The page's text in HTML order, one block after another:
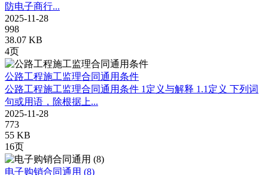
防电子商行...
2025-11-28
998
38.07 KB
4页
公路工程施工监理合同通用条件
公路工程施工监理合同通用条件 1定义与解释 1.1定义 下列词
句或用语，除根据上...
2025-11-28
773
55 KB
16页
电子购销合同通用 (8)